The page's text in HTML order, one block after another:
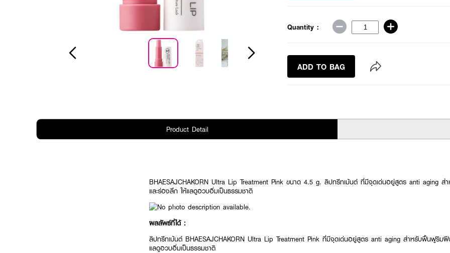
Quantity :
ADD TO BAG
Product Detail
BHAESAJCHAKORN Ultra Lip Treatment Pink ขนาด 4.5 g. ลิปทรีทเม้นต์ ที่มีจุดเด่นอยู่สูตร anti aging
และร่องลึก ให้แลดูอวบอิ่มเป็นธรรมชาติ
ผลลัพธ์ที่ได้ :
ลิปทรีทเม้นต์ BHAESAJCHAKORN Ultra Lip Treatment Pink ที่มีจุดเด่นอยู่สูตร anti aging สำหรับฟื้นฟูริมฝี
แลดูอวบอิ่มเป็นธรรมชาติ